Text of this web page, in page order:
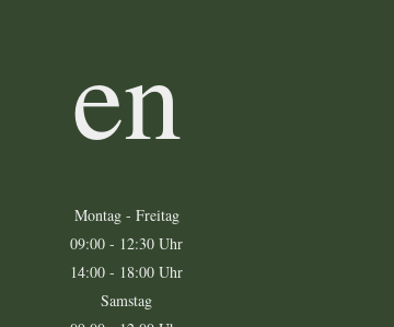
en
Montag - Freitag
09:00 - 12:30 Uhr
14:00 - 18:00 Uhr
Samstag